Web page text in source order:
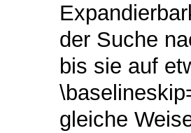
der Suche
bis sie auf
gleiche